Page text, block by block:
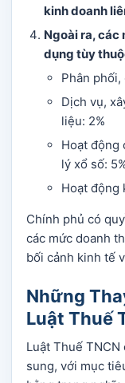
kinh doanh
Ngoài ra, các
dụng tùy
Phân phối,
Dịch vụ,
liệu: 2%
Hoạt động
lý xổ số:
Hoạt động
Chính phủ có
các mức doanh
bối cảnh kinh tế
Những
Luật Thuế
Luật Thuế
sung, với mục